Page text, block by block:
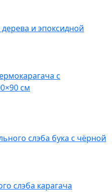
с
см
слэба карагача